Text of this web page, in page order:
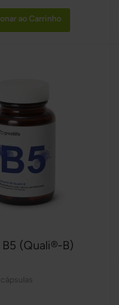
ao Carrinho
(Quali®-B)